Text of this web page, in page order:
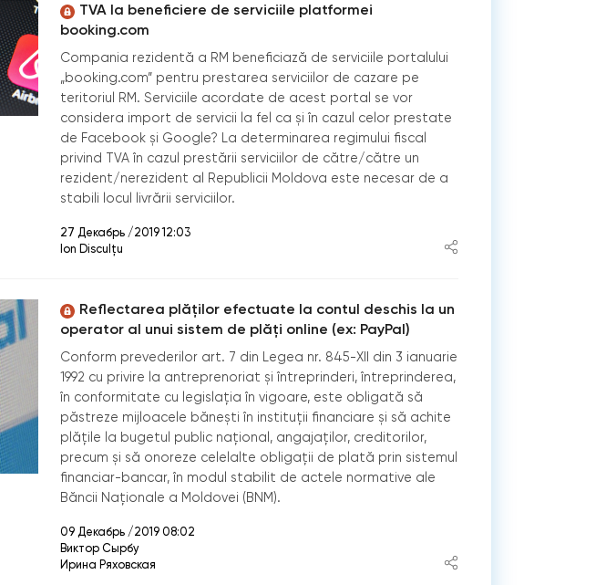
TVA la beneficiere de serviciile platformei
booking.com
Compania rezidentă a RM beneficiază de serviciile portalului
„booking.com” pentru prestarea serviciilor de cazare pe
teritoriul RM. Serviciile acordate de acest portal se vor
considera import de servicii la fel ca și în cazul celor prestate
de Facebook și Google? La determinarea regimului fiscal
privind TVA în cazul prestării serviciilor de către/către un
rezident/nerezident al Republicii Moldova este necesar de a
stabili locul livrării serviciilor.
27 Декабрь /2019 12:03
Ion Disculțu
Reflectarea plăților efectuate la contul deschis la un
operator al unui sistem de plăți online (ех: PayPal)
Conform prevederilor art. 7 din Legea nr. 845-XII din 3 ianuarie
1992 cu privire la antreprenoriat și întreprinderi, întreprinderea,
în conformitate cu legislația în vigoare, este obligată să
păstreze mijloacele bănești în instituții financiare și să achite
plățile la bugetul public național, angajaților, creditorilor,
precum și să onoreze celelalte obligații de plată prin sistemul
financiar-bancar, în modul stabilit de actele normative ale
Băncii Naționale a Moldovei (BNM).
09 Декабрь /2019 08:02
Виктор Сырбу
Ирина Ряховская